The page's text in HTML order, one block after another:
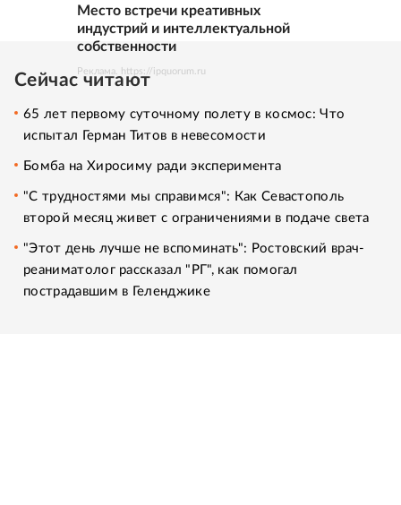
Место встречи креативных
индустрий и интеллектуальной
собственности
Реклама. https://ipquorum.ru
Сейчас читают
65 лет первому суточному полету в космос: Что
испытал Герман Титов в невесомости
Бомба на Хиросиму ради эксперимента
"С трудностями мы справимся": Как Севастополь
второй месяц живет с ограничениями в подаче света
"Этот день лучше не вспоминать": Ростовский врач-
реаниматолог рассказал "РГ", как помогал
пострадавшим в Геленджике